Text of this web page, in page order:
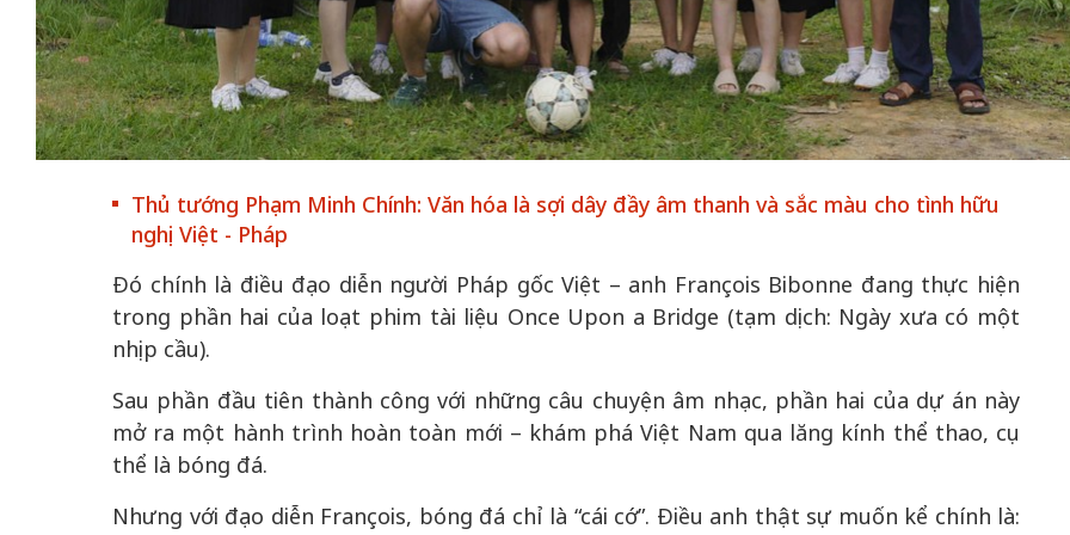
Thủ tướng Phạm Minh Chính: Văn hóa là sợi dây đầy âm thanh và sắc màu cho tình hữu
nghị Việt - Pháp
Đó chính là điều đạo diễn người Pháp gốc Việt – anh François Bibonne đang thực hiện
trong phần hai của loạt phim tài liệu Once Upon a Bridge (tạm dịch: Ngày xưa có một
nhịp cầu).
Sau phần đầu tiên thành công với những câu chuyện âm nhạc, phần hai của dự án này
mở ra một hành trình hoàn toàn mới – khám phá Việt Nam qua lăng kính thể thao, cụ
thể là bóng đá.
Nhưng với đạo diễn François, bóng đá chỉ là “cái cớ”. Điều anh thật sự muốn kể chính là:
Hà Nội vững bước vào
không gian phát triển
mới - Kỳ 5: Thủ đô qua
lăng kính số hóa
50 năm Việt Nam gia
nguồn nội lực văn hóa,
tạo | Kỳ 4: Sáng kiến
làm nên diện mạo mới
50 năm Việt Nam gia
nguồn nội lực văn hóa,
quốc tế bằng bản lĩnh
Việt Nam
50 năm Việt
nhập
định hình vị
quyết định